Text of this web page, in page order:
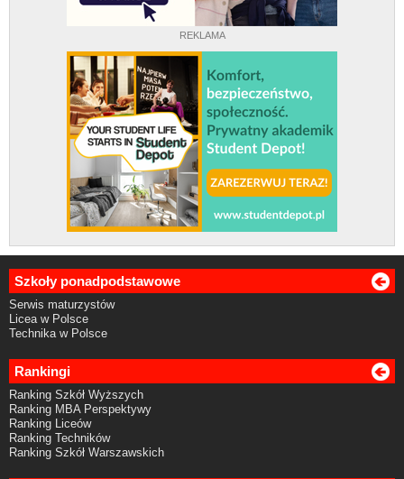
REKLAMA
Szkoły ponadpodstawowe
Serwis maturzystów
Licea w Polsce
Technika w Polsce
Rankingi
Ranking Szkół Wyższych
Ranking MBA Perspektywy
Ranking Liceów
Ranking Techników
Ranking Szkół Warszawskich